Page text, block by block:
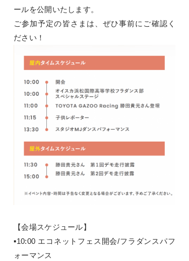
ールを公開いたします。
ご参加予定の皆さまは、ぜひ事前にご確認く
ださい！
【会場スケジュール】
▪10:00 エコネットフェス開会/フラダンスパフ
ォーマンス